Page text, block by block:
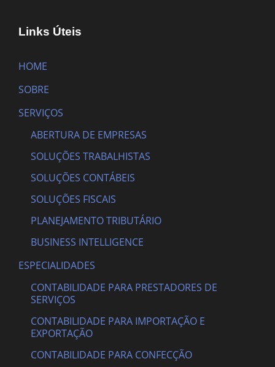
Links Úteis
HOME
SOBRE
SERVIÇOS
ABERTURA DE EMPRESAS
SOLUÇÕES TRABALHISTAS
SOLUÇÕES CONTÁBEIS
SOLUÇÕES FISCAIS
PLANEJAMENTO TRIBUTÁRIO
BUSINESS INTELLIGENCE
ESPECIALIDADES
CONTABILIDADE PARA PRESTADORES DE
SERVIÇOS
CONTABILIDADE PARA IMPORTAÇÃO E
EXPORTAÇÃO
CONTABILIDADE PARA CONFECÇÃO